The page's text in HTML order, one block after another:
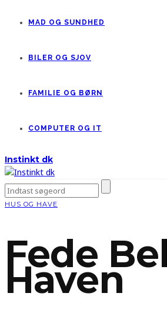
MAD OG SUNDHED
BILER OG SJOV
FAMILIE OG BØRN
COMPUTER OG IT
Instinkt dk
HUS OG HAVE
Fede
Haven